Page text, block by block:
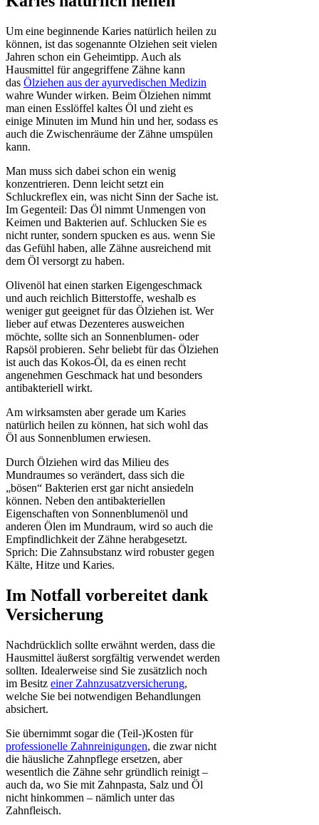
Um eine beginnende Karies natürlich heilen zu
können, ist das sogenannte Olziehen seit vielen
Jahren schon ein Geheimtipp. Auch als
Hausmittel für angegriffene Zähne kann
das Ölziehen aus der ayurvedischen Medizin
wahre Wunder wirken. Beim Ölziehen nimmt
man einen Esslöffel kaltes Öl und zieht es
einige Minuten im Mund hin und her, sodass es
auch die Zwischenräume der Zähne umspülen
kann.
Man muss sich dabei schon ein wenig
konzentrieren. Denn leicht setzt ein
Schluckreflex ein, was nicht Sinn der Sache ist.
Im Gegenteil: Das Öl nimmt Unmengen von
Keimen und Bakterien auf. Schlucken Sie es
nicht runter, sondern spucken es aus. wenn Sie
das Gefühl haben, alle Zähne ausreichend mit
dem Öl versorgt zu haben.
Olivenöl hat einen starken Eigengeschmack
und auch reichlich Bitterstoffe, weshalb es
weniger gut geeignet für das Ölziehen ist. Wer
lieber auf etwas Dezenteres ausweichen
möchte, sollte sich an Sonnenblumen- oder
Rapsöl probieren. Sehr beliebt für das Ölziehen
ist auch das Kokos-Öl, da es einen recht
angenehmen Geschmack hat und besonders
antibakteriell wirkt.
Am wirksamsten aber gerade um Karies
natürlich heilen zu können, hat sich wohl das
Öl aus Sonnenblumen erwiesen.
Durch Ölziehen wird das Milieu des
Mundraumes so verändert, dass sich die
„bösen“ Bakterien erst gar nicht ansiedeln
können. Neben den antibakteriellen
Eigenschaften von Sonnenblumenöl und
anderen Ölen im Mundraum, wird so auch die
Empfindlichkeit der Zähne herabgesetzt.
Sprich: Die Zahnsubstanz wird robuster gegen
Kälte, Hitze und Karies.
Im Notfall vorbereitet dank
Versicherung
Nachdrücklich sollte erwähnt werden, dass die
Hausmittel äußerst sorgfältig verwendet werden
sollten. Idealerweise sind Sie zusätzlich noch
im Besitz einer Zahnzusatzversicherung,
welche Sie bei notwendigen Behandlungen
absichert.
Sie übernimmt sogar die (Teil-)Kosten für
professionelle Zahnreinigungen, die zwar nicht
die häusliche Zahnpflege ersetzen, aber
wesentlich die Zähne sehr gründlich reinigt –
auch da, wo Sie mit Zahnpasta, Salz und Öl
nicht hinkommen – nämlich unter das
Zahnfleisch.